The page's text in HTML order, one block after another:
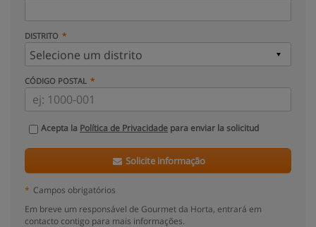
DISTRITO
CÓDIGO POSTAL
Acepta la Política de Privacidade para enviar la solicitud
Solicite informação
* Campos obrigatórios
Em breve um responsável de Gourmet da Horta, entrará em
contacto contigo para mais informações.